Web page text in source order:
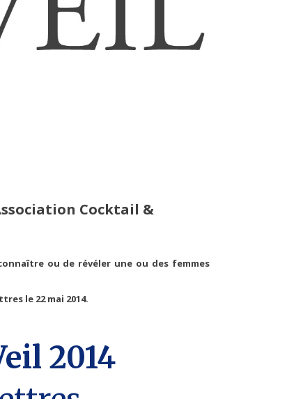
Cocktail &
ou de révéler une ou des femmes
le 22 mai 2014.
2014